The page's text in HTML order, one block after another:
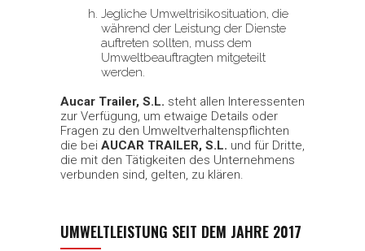
Jegliche Umweltrisikosituation, die
während der Leistung der Dienste
auftreten sollten, muss dem
Umweltbeauftragten mitgeteilt
werden.
Aucar Trailer, S.L. steht allen Interessenten
zur Verfügung, um etwaige Details oder
Fragen zu den Umweltverhaltenspflichten
die bei AUCAR TRAILER, S.L. und für Dritte,
die mit den Tätigkeiten des Unternehmens
verbunden sind, gelten, zu klären.
UMWELTLEISTUNG SEIT DEM JAHRE 2017